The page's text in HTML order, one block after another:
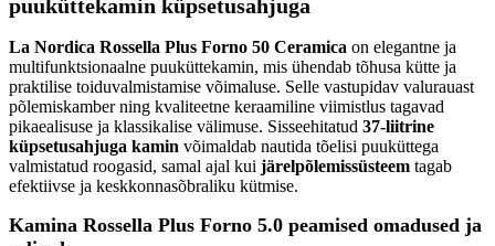
Energiaklass:
VÄHEM INFOT
puuküttekamin küpsetusahjuga
La Nordica Rossella Plus Forno 50 Ceramica on elegantne ja
multifunktsionaalne puuküttekamin, mis ühendab tõhusa kütte ja
praktilise toiduvalmistamise võimaluse. Selle vastupidav valurauast
põlemiskamber ning kvaliteetne keraamiline viimistlus tagavad
pikaealisuse ja klassikalise välimuse. Sisseehitatud 37-liitrine
küpsetusahjuga kamin võimaldab nautida tõelisi puuküttega
valmistatud roogasid, samal ajal kui järelpõlemissüsteem tagab
efektiivse ja keskkonnasõbraliku kütmise.
Kamina Rossella Plus Forno 5.0 peamised omadused ja